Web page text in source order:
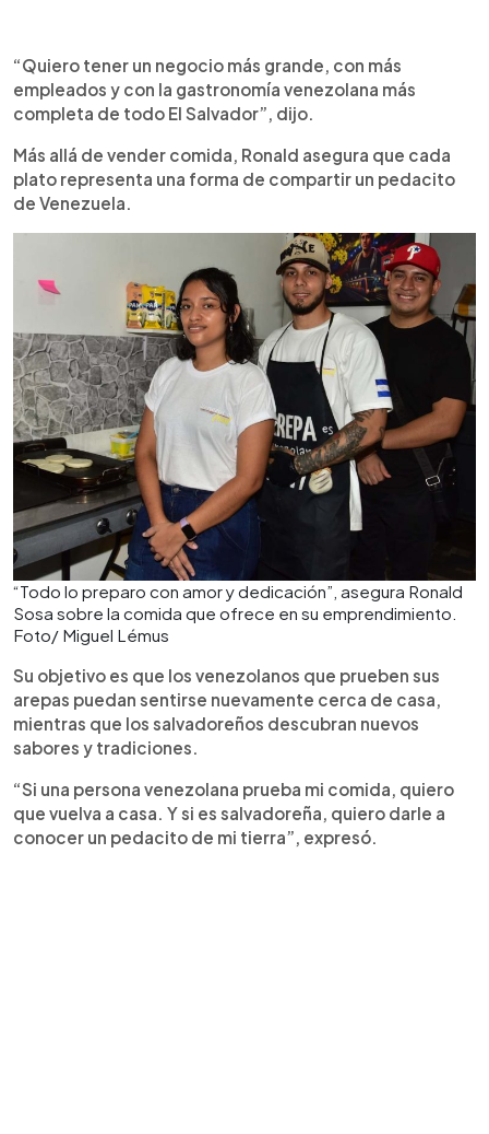
“Quiero tener un negocio más grande, con más
empleados y con la gastronomía venezolana más
completa de todo El Salvador”, dijo.
Más allá de vender comida, Ronald asegura que cada
plato representa una forma de compartir un pedacito
de Venezuela.
“Todo lo preparo con amor y dedicación”, asegura Ronald
Sosa sobre la comida que ofrece en su emprendimiento.
Foto/ Miguel Lémus
Su objetivo es que los venezolanos que prueben sus
arepas puedan sentirse nuevamente cerca de casa,
mientras que los salvadoreños descubran nuevos
sabores y tradiciones.
“Si una persona venezolana prueba mi comida, quiero
que vuelva a casa. Y si es salvadoreña, quiero darle a
conocer un pedacito de mi tierra”, expresó.